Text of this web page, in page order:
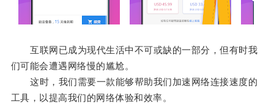
互联网已成为现代生活中不可或缺的一部分，但有时我
们可能会遭遇网络慢的尴尬。
这时，我们需要一款能够帮助我们加速网络连接速度的
工具，以提高我们的网络体验和效率。